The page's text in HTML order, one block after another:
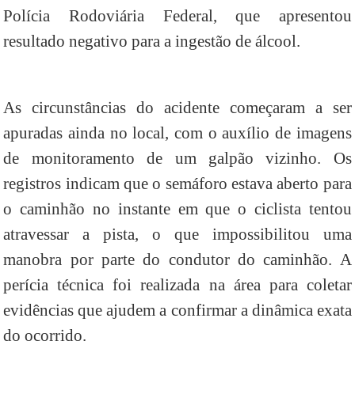
Polícia Rodoviária Federal, que apresentou
resultado negativo para a ingestão de álcool.
As circunstâncias do acidente começaram a ser
apuradas ainda no local, com o auxílio de imagens
de monitoramento de um galpão vizinho. Os
registros indicam que o semáforo estava aberto para
o caminhão no instante em que o ciclista tentou
atravessar a pista, o que impossibilitou uma
manobra por parte do condutor do caminhão. A
perícia técnica foi realizada na área para coletar
evidências que ajudem a confirmar a dinâmica exata
do ocorrido.